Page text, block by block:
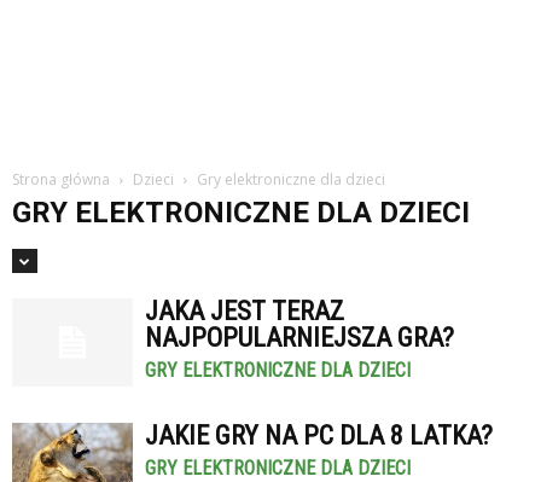
Strona główna Dzieci Gry elektroniczne dla dzieci
GRY ELEKTRONICZNE DLA DZIECI
JAKA JEST TERAZ
NAJPOPULARNIEJSZA GRA?
GRY ELEKTRONICZNE DLA DZIECI
JAKIE GRY NA PC DLA 8 LATKA?
GRY ELEKTRONICZNE DLA DZIECI